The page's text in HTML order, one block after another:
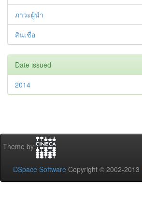
ภาวะผู้นำ
สินเชื่อ
Date issued
2014
Theme by
DSpace Software Copyright © 2002-2013